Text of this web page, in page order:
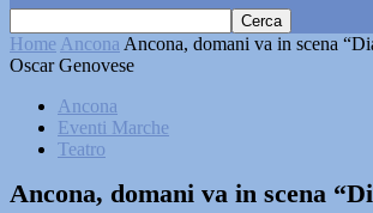
Home Ancona Ancona, domani va in scena
Oscar Genovese
Ancona
Eventi Marche
Teatro
Ancona, domani va in scena